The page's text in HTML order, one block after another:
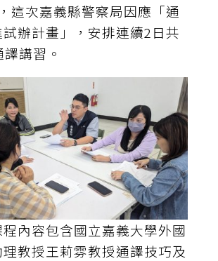
這次嘉義縣警察局因應「通
辦計畫」，安排連續2日共
講習。
內容包含國立嘉義大學外國
教授王莉雰教授通譯技巧及